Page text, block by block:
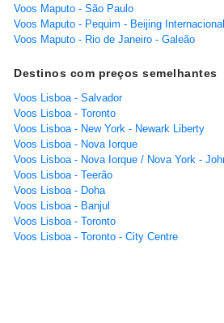
Voos Maputo - São Paulo
Voos Maputo - Pequim - Beijing Internacional
Voos Maputo - Rio de Janeiro - Galeão
Destinos com preços semelhantes
Voos Lisboa - Salvador
Voos Lisboa - Toronto
Voos Lisboa - New York - Newark Liberty
Voos Lisboa - Nova Iorque
Voos Lisboa - Teerão
Voos Lisboa - Doha
Voos Lisboa - Banjul
Voos Lisboa - Toronto
Voos Lisboa - Toronto - City Centre